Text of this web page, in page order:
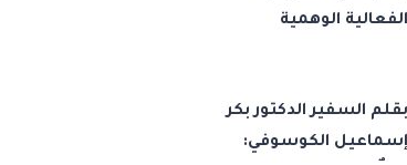
الفعالية الوهمية
بقلم السفير الدكتور بكر
إسماعيل الكوسوفي: